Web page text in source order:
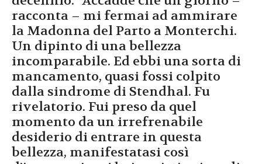
racconta – mi fermai ad ammirare
la Madonna del Parto a Monterchi.
Un dipinto di una bellezza
incomparabile. Ed ebbi una sorta di
mancamento, quasi fossi colpito
dalla sindrome di Stendhal. Fu
rivelatorio. Fui preso da quel
momento da un irrefrenabile
desiderio di entrare in questa
bellezza, manifestatasi così